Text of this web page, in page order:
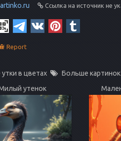
Ссылка на источник не
Report
в цветах
Больше
утенок